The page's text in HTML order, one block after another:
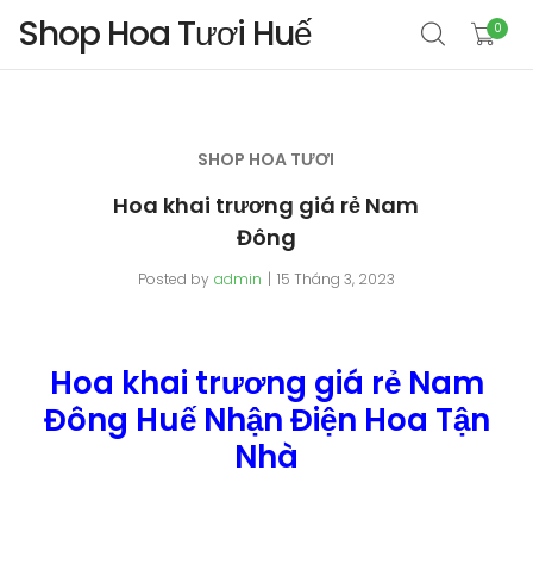
Shop Hoa Tươi Huế 0
SHOP HOA TƯƠI
Hoa khai trương giá rẻ Nam
Đông
Posted by admin 15 Tháng 3, 2023
Hoa khai trương giá rẻ Nam
Đông Huế Nhận Điện Hoa Tận
Nhà